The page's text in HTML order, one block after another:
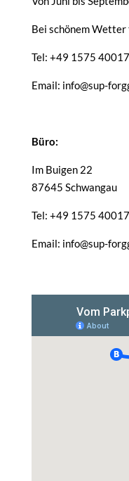
Bei schönem
Tel: +49 1575
Email: info@sup-
Büro:
Im Buigen 22
87645 Schwangau
Tel: +49 1575
Email: info@sup-